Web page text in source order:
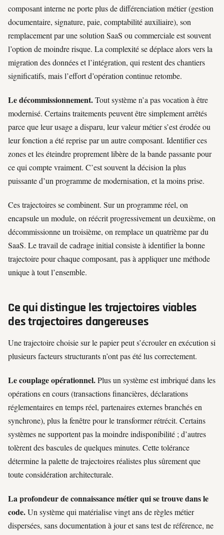
composant interne ne porte plus de différenciation métier (gestion
documentaire, signature, paie, comptabilité auxiliaire), son
remplacement par une solution SaaS ou commerciale est souvent
l’option de moindre risque. La complexité se déplace alors vers la
migration des données et l’intégration, qui restent des chantiers
significatifs, mais l’effort d’opération continue retombe.
Le décommissionnement.Tout système n’a pas vocation à être
modernisé. Certains traitements peuvent être simplement arrêtés
parce que leur usage a disparu, leur valeur métier s’est érodée ou
leur fonction a été reprise par un autre composant. Identifier ces
zones et les éteindre proprement libère de la bande passante pour
ce qui compte vraiment. C’est souvent la décision la plus
puissante d’un programme de modernisation, et la moins prise.
Ces trajectoires se combinent. Sur un programme réel, on
encapsule un module, on réécrit progressivement un deuxième, on
décommissionne un troisième, on remplace un quatrième par du
SaaS. Le travail de cadrage initial consiste à identifier la bonne
trajectoire pour chaque composant, pas à appliquer une méthode
unique à tout l’ensemble.
Ce qui distingue les trajectoires viables
des trajectoires dangereuses
Une trajectoire choisie sur le papier peut s’écrouler en exécution si
plusieurs facteurs structurants n’ont pas été lus correctement.
Le couplage opérationnel.Plus un système est imbriqué dans les
opérations en cours (transactions financières, déclarations
réglementaires en temps réel, partenaires externes branchés en
synchrone), plus la fenêtre pour le transformer rétrécit. Certains
systèmes ne supportent pas la moindre indisponibilité ; d’autres
tolèrent des bascules de quelques minutes. Cette tolérance
détermine la palette de trajectoires réalistes plus sûrement que
toute considération architecturale.
La profondeur de connaissance métier qui se trouve dans le
code.Un système qui matérialise vingt ans de règles métier
dispersées, sans documentation à jour et sans test de référence, ne